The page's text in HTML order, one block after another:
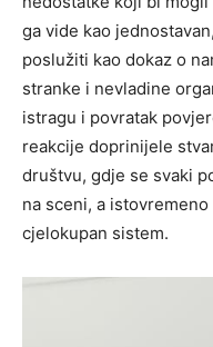
ga vide kao
poslužiti kao dokaz o
stranke i nevladine
istragu i povratak
reakcije doprinijele
društvu, gdje se svaki
na sceni, a
cjelokupan sistem.